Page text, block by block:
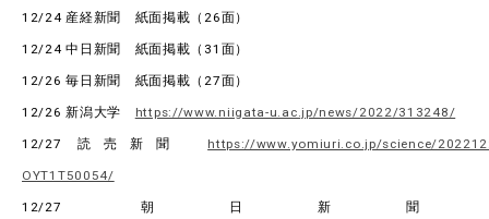
12/24 産経新聞 紙面掲載（26面）
12/24 中日新聞 紙面掲載（31面）
12/26 毎日新聞 紙面掲載（27面）
12/26 新潟大学 https://www.niigata-u.ac.jp/news/2022/313248/
12/27 読売新聞 https://www.yomiuri.co.jp/science/
OYT1T50054/
12/27 朝日新